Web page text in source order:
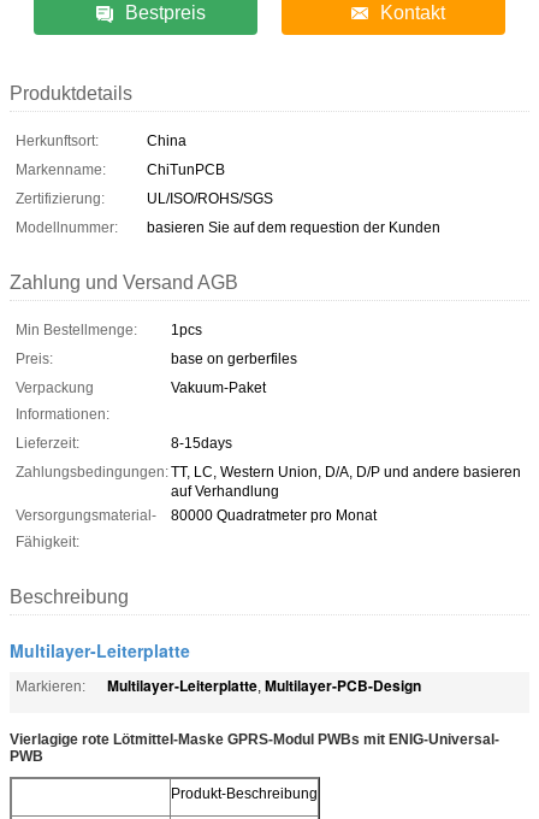
Bestpreis Kontakt
Produktdetails
Herkunftsort:
China
Markenname:
ChiTunPCB
Zertifizierung:
UL/ISO/ROHS/SGS
Modellnummer:
basieren Sie auf dem requestion der Kunden
Zahlung und Versand AGB
Min Bestellmenge:
1pcs
Preis:
base on gerberfiles
Verpackung
Informationen:
Vakuum-Paket
Lieferzeit:
8-15days
Zahlungsbedingungen:TT, LC, Western Union, D/A, D/P und andere basieren
auf Verhandlung
Versorgungsmaterial-
Fähigkeit:
80000 Quadratmeter pro Monat
Beschreibung
Multilayer-Leiterplatte
Markieren: Multilayer-Leiterplatte, Multilayer-PCB-Design
Vierlagige rote Lötmittel-Maske GPRS-Modul PWBs mit ENIG-Universal-
PWB
Produkt-Beschreibung